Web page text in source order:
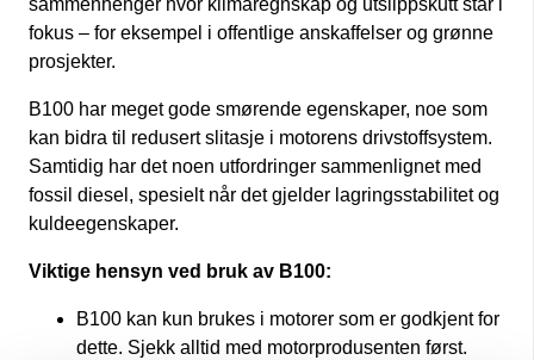
fokus – for eksempel i offentlige anskaffelser og grønne
prosjekter.
B100 har meget gode smørende egenskaper, noe som
kan bidra til redusert slitasje i motorens drivstoffsystem.
Samtidig har det noen utfordringer sammenlignet med
fossil diesel, spesielt når det gjelder lagringsstabilitet og
kuldeegenskaper.
Viktige hensyn ved bruk av B100:
B100 kan kun brukes i motorer som er godkjent for
dette. Sjekk alltid med motorprodusenten først.